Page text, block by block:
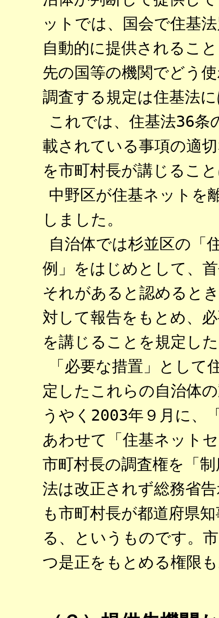
ットでは、国会で住基
自動的に提供されるこ
先の国等の機関でどう
調査する規定は住基法
これでは、住基法36条
載されている事項の適
を市町村長が講じるこ
中野区が住基ネットを
しました。
自治体では杉並区の「
例」をはじめとして、
それがあると認めると
対して報告をもとめ、
を講じることを規定し
「必要な措置」とし
定したこれらの自治体
うやく2003年９月に、
あわせて「住基ネット
市町村長の調査権を「
法は改正されず総務省
も市町村長が都道府県
る、というものです。
つ是正をもとめる権限